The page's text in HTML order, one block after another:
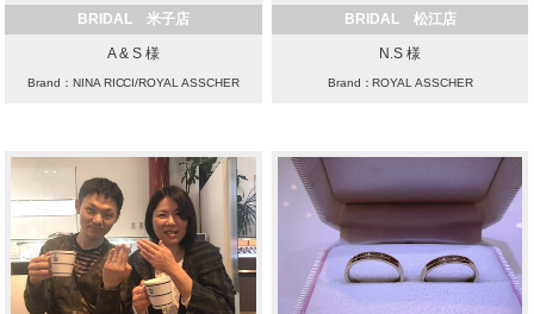
BRIDAL 米子店
A & S 様
Brand：NINA RICCI/ROYAL ASSCHER
BRIDAL 松江店
N.S 様
Brand：ROYAL ASSCHER